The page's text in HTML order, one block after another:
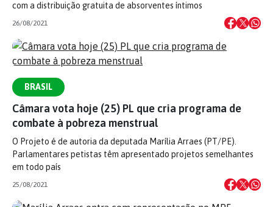
com a distribuição gratuita de absorventes íntimos
26/08/2021
BRASIL
Câmara vota hoje (25) PL que cria programa de
combate à pobreza menstrual
O Projeto é de autoria da deputada Marília Arraes (PT/PE).
Parlamentares petistas têm apresentado projetos semelhantes
em todo país
25/08/2021